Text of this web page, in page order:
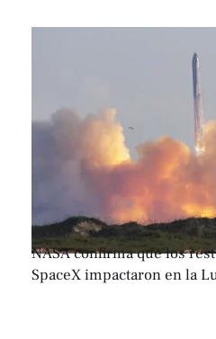
NASA confirma que los
SpaceX impactaron en la